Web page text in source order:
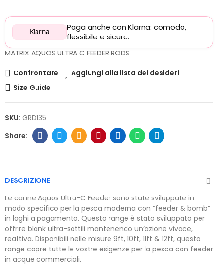
Klarna
Paga anche con Klarna: comodo,
flessibile e sicuro.
MATRIX AQUOS ULTRA C FEEDER RODS
Confrontare
Aggiungi alla lista dei desideri
Size Guide
SKU: GRD135
DESCRIZIONE
Le canne Aquos Ultra-C Feeder sono state sviluppate in
modo specifico per la pesca moderna con “feeder & bomb”
in laghi a pagamento. Questo range è stato sviluppato per
offrire blank ultra-sottili mantenendo un’azione vivace,
reattiva. Disponibili nelle misure 9ft, 10ft, 11ft & 12ft, questo
range copre tutte le vostre esigenze per la pesca con feeder
in acque commerciali.